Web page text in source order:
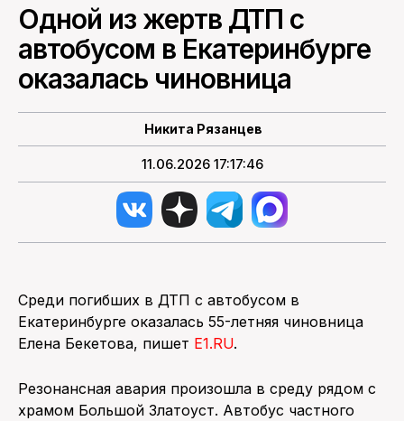
Одной из жертв ДТП с
автобусом в Екатеринбурге
оказалась чиновница
Никита Рязанцев
11.06.2026 17:17:46
Среди погибших в ДТП с автобусом в
Екатеринбурге оказалась 55-летняя чиновница
Елена Бекетова, пишет E1.RU.
Резонансная авария произошла в среду рядом с
храмом Большой Златоуст. Автобус частного